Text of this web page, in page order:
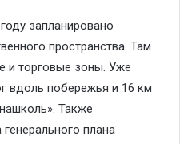
запланировано
пространства. Там
и торговые зоны. Уже
вдоль побережья и 16 км
Также
плана